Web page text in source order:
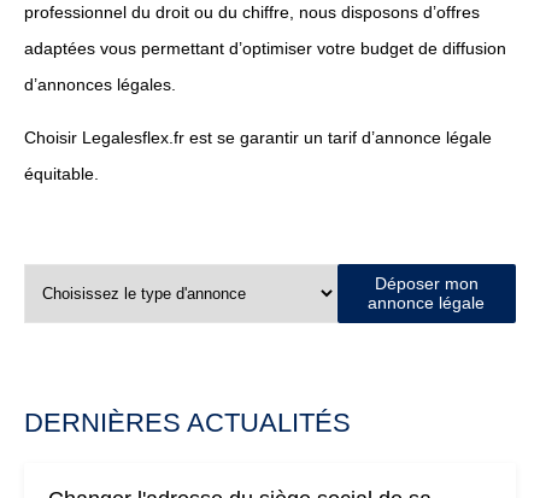
professionnel du droit ou du chiffre, nous disposons d’offres
adaptées vous permettant d’optimiser votre budget de diffusion
d’annonces légales.
Choisir Legalesflex.fr est se garantir un tarif d’annonce légale
équitable.
Déposer mon
annonce légale
DERNIÈRES ACTUALITÉS